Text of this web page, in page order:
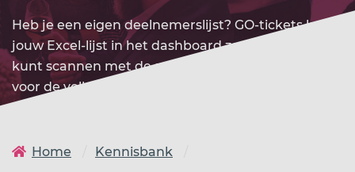
Heb je een eigen deelnemerslijst? GO-tickets laadt
jouw Excel-lijst in het dashboard zodat je iedereen
kunt scannen met de scanner app. Één systeem
voor de volledige toegangscontrole.
Home
Kennisbank